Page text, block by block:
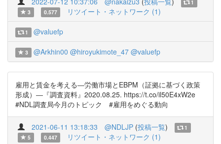
1
3
0.577 リツイート・ネットワーク (1)
1 @valuefp
3 @Arkhin00 @hiroyukimote_47 @valuefp
雇用と賃金を考える―労働市場とEBPM（証拠に基づく政策
形成）―『調査資料』2020.08.25. https://t.co/il50E4xW2e
#NDL調査局今月のトピック #雇用をめぐる動向
2021-06-11 13:18:33 @NDLJP (投稿一覧)
1
5
0.447 リツイート・ネットワーク (1)